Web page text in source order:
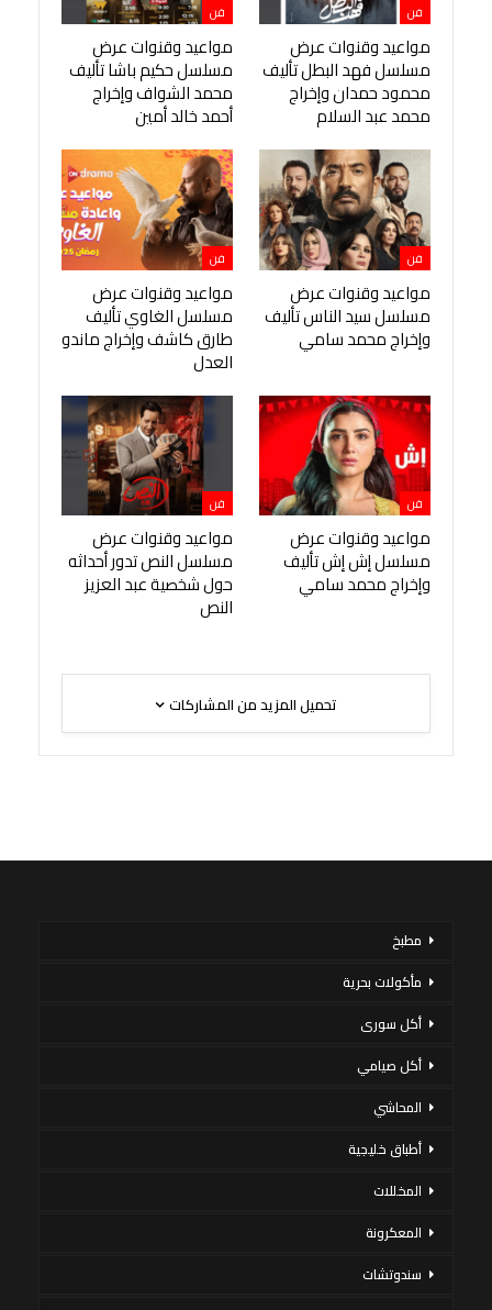
فن
مواعيد وقنوات عرض
مسلسل فهد البطل تأليف
محمود حمدان وإخراج
محمد عبد السلام
فن
مواعيد وقنوات عرض
مسلسل حكيم باشا تأليف
محمد الشواف وإخراج
أحمد خالد أمين
فن
مواعيد وقنوات عرض
مسلسل سيد الناس تأليف
وإخراج محمد سامي
فن
مواعيد وقنوات عرض
مسلسل الغاوي تأليف
طارق كاشف وإخراج ماندو
العدل
فن
مواعيد وقنوات عرض
مسلسل إش إش تأليف
وإخراج محمد سامي
فن
مواعيد وقنوات عرض
مسلسل النص تدور أحداثه
حول شخصية عبد العزيز
النص
تحميل المزيد من المشاركات
مطبخ
مأكولات بحرية
أكل سورى
أكل صيامي
المحاشي
أطباق خليجية
المخللات
المعكرونة
سندوتشات